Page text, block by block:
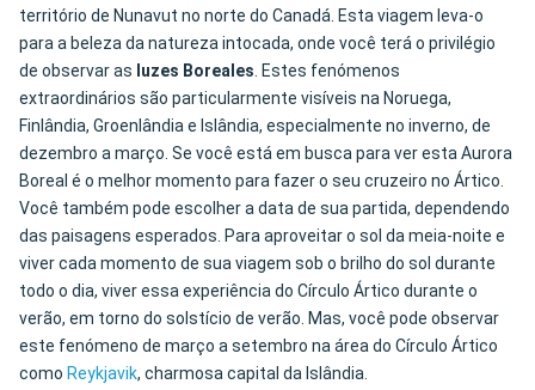
território de Nunavut no norte do Canadá. Esta viagem leva-o
para a beleza da natureza intocada, onde você terá o privilégio
de observar as luzes Boreales. Estes fenómenos
extraordinários são particularmente visíveis na Noruega,
Finlândia, Groenlândia e Islândia, especialmente no inverno, de
dezembro a março. Se você está em busca para ver esta Aurora
Boreal é o melhor momento para fazer o seu cruzeiro no Ártico.
Você também pode escolher a data de sua partida, dependendo
das paisagens esperados. Para aproveitar o sol da meia-noite e
viver cada momento de sua viagem sob o brilho do sol durante
todo o dia, viver essa experiência do Círculo Ártico durante o
verão, em torno do solstício de verão. Mas, você pode observar
este fenómeno de março a setembro na área do Círculo Ártico
como Reykjavik, charmosa capital da Islândia.